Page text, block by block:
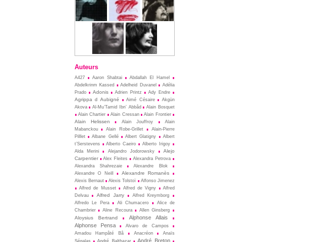
Auteurs
A427 Aaron Shabtai
Abdallah El Hamel
Abdelkrinm Kassed
Adelheid Duvanel
Adélia
Prado
Adonis Adrien Printz Ady Endre
Agrippa d Aubigné Aimé Césaire
Akgün
Akova
Al-Mu’Tamid Ibn’ Abbâd
Alain Bosquet
Alain Chartier
Alain Cressan Alain Frontier
Alain Helissen Alain Jouffroy
Alain
Mabanckou
Alain Robe-Grillet
Alain-Pierre
Pilllet
Albane Gellé Albert Glatigny
Albert
t’Serstevens
Alberto Caeiro
Alberto Irigoy
Alda Merini
Alejandro Jodorowsky
Alejo
Carpentier
Alex Fleites
Alexandra Petrova
Alexandra Shahrezaie
Alexandre Blok
Alexandre O Neill
Alexandre Romanès
Alexis Bernaut Alexis Tolstoï
Alfonso Jimenez
Alfred de Musset
Alfred de Vigny
Alfred
Delvau
Alfred Jarry
Alfred Kreymborg
Alfredo Le Pera
Ali Chumacero
Alice de
Chambrier
Aline Recoura Allen Ginsberg
Aloysius Bertrand
Alphonse Allais
Alphonse Pensa
Alvaro de Campos
Amadou Hampâté Bâ
Anacréon
Anaïs
Ségalas
André Balthazar André Breton